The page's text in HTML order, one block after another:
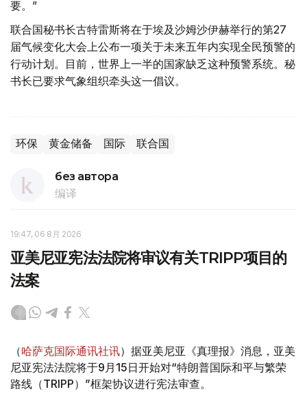
要。”
联合国秘书长古特雷斯将在于埃及沙姆沙伊赫举行的第27
届气候变化大会上公布一项关于未来五年内实现全民预警的
行动计划。目前，世界上一半的国家缺乏这种预警系统。秘
书长已要求气象组织牵头这一倡议。
环保 黄金储备 国际 联合国
без автора
编译
19:47, 06 8月 2026
亚美尼亚宪法法院将审议有关TRIPP项目的
法案
（哈萨克国际通讯社讯）据亚美尼亚《真理报》消息，亚美
尼亚宪法法院将于9月15日开始对“特朗普国际和平与繁荣
路线（TRIPP）”框架协议进行宪法审查。